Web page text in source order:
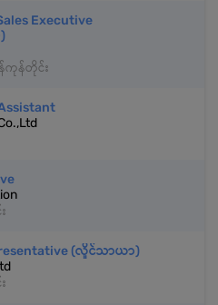
Executive
န်ကုန်တိုင်း
(လှိုင်သာယာ)